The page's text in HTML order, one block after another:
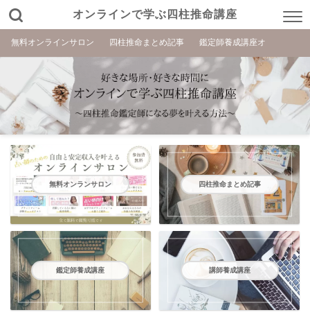
オンラインで学ぶ四柱推命講座
無料オンラインサロン 四柱推命まとめ記事 鑑定師養成講座オ
無料オンランサロン 四柱推命まとめ記事
鑑定師養成講座 講師養成講座